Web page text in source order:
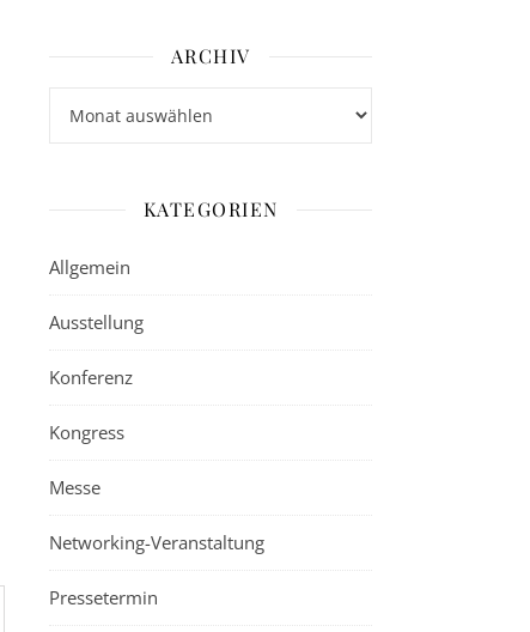
ARCHIV
KATEGORIEN
Allgemein
Ausstellung
Konferenz
Kongress
Messe
Networking-Veranstaltung
Pressetermin